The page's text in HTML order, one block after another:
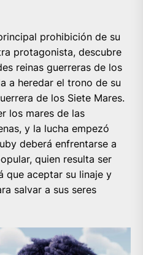
prohibición de su
protagonista, descubre
reinas guerreras de los
a heredar el trono de su
de los Siete Mares.
los mares de las
y la lucha empezó
deberá enfrentarse a
quien resulta ser
que aceptar su linaje y
salvar a sus seres